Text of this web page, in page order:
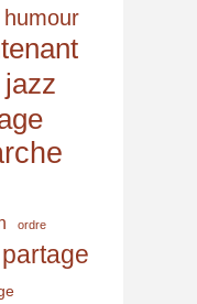
humour
jazz
ordre
partage